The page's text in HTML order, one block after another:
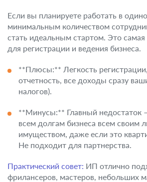
Если вы планируете работать в
минимальным количеством
стать идеальным стартом. Это
для регистрации и ведения бизнеса.
**Плюсы:** Легкость
отчетность, все доходы сразу
налогов).
**Минусы:** Главный недостаток
всем долгам бизнеса всем своим
имуществом, даже если это
Не подходит для партнерства.
Практический совет: ИП отлично
фрилансеров, мастеров, небольших